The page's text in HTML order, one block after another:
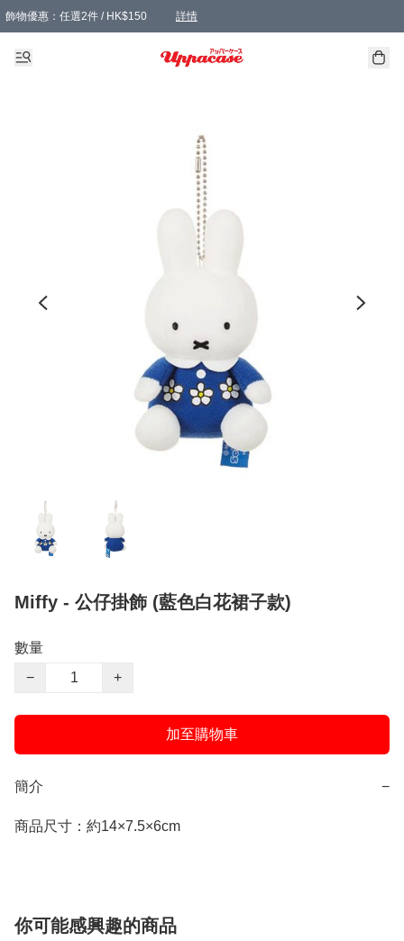
飾物優惠：任選2件 / HK$150 詳情
髮飾優惠：任選2件 / HK$100 詳情
精選襪子優惠：任選3對 / HK$115 詳情
滿額免運：本地訂單滿港幣350元可享免運費優惠
Miffy - 公仔掛飾 (藍色白花裙子款)
數量
−
+
加至購物車
簡介 −
商品尺寸：約14×7.5×6cm
你可能感興趣的商品